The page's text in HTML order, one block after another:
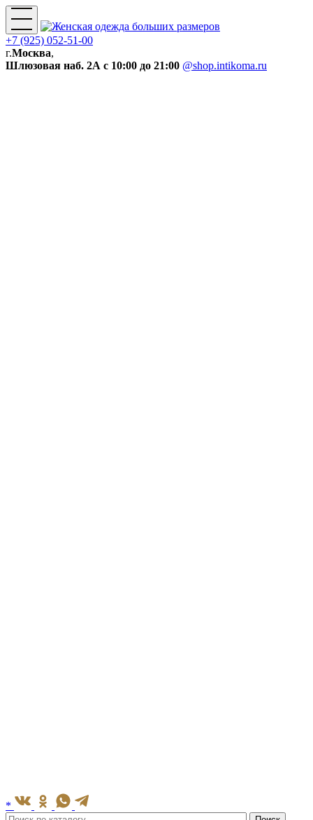
+7 (925) 052-51-00
г.Москва,
Шлюзовая наб. 2А с 10:00 до 21:00 @shop.intikoma.ru
*